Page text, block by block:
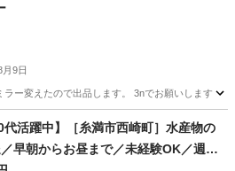
月9日
ー変えたので出品します。 3nでお願いします
ホンダ
代活躍中】［糸満市西崎町］水産物の
早朝からお昼まで／未経験OK／週休